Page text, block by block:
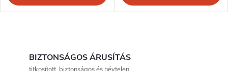
BIZTONSÁGOS ÁRUSÍTÁS